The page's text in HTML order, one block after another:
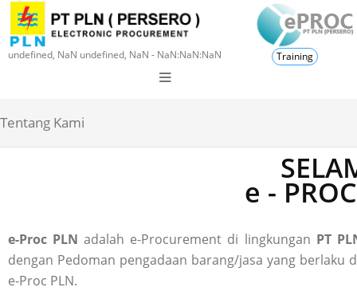
undefined, NaN undefined, NaN - NaN:NaN:NaN Training
Tentang Kami
e -
e-Proc PLN adalah e-Procurement di lingkungan PT
dengan Pedoman pengadaan barang/jasa yang berlaku
e-Proc PLN.